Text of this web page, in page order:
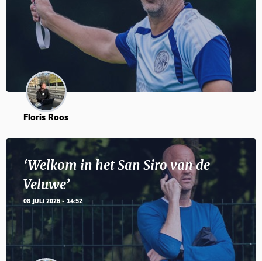
Floris Roos
‘Welkom in het San Siro van de
Veluwe’
08 JULI 2026 - 14:52